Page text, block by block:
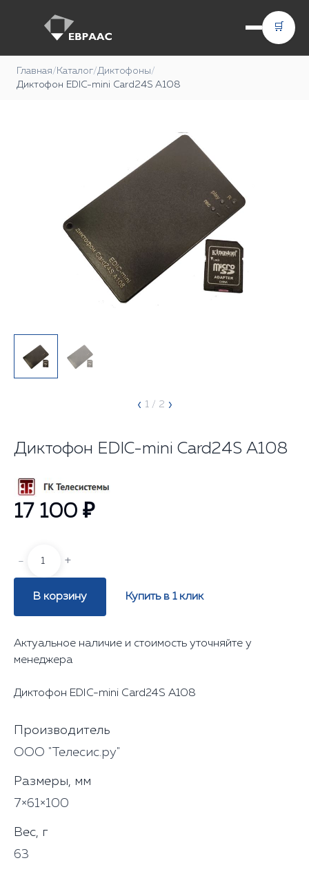
🛒
Главная/ Каталог/Диктофоны/
Диктофон EDIC-mini Card24S А108
‹ 1/ 2 ›
Диктофон EDIC-mini Card24S А108
17 100 ₽
- +
В корзину Купить в 1 клик
Актуальное наличие и стоимость уточняйте у
менеджера
Диктофон EDIC-mini Card24S А108
Производитель
ООО "Телесис.ру"
Размеры, мм
7×61×100
Вес, г
63